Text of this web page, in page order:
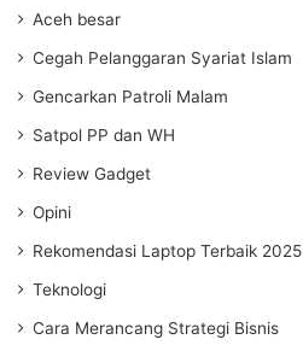
Aceh besar
Cegah Pelanggaran Syariat Islam
Gencarkan Patroli Malam
Satpol PP dan WH
Review Gadget
Opini
Rekomendasi Laptop Terbaik 2025
Teknologi
Cara Merancang Strategi Bisnis